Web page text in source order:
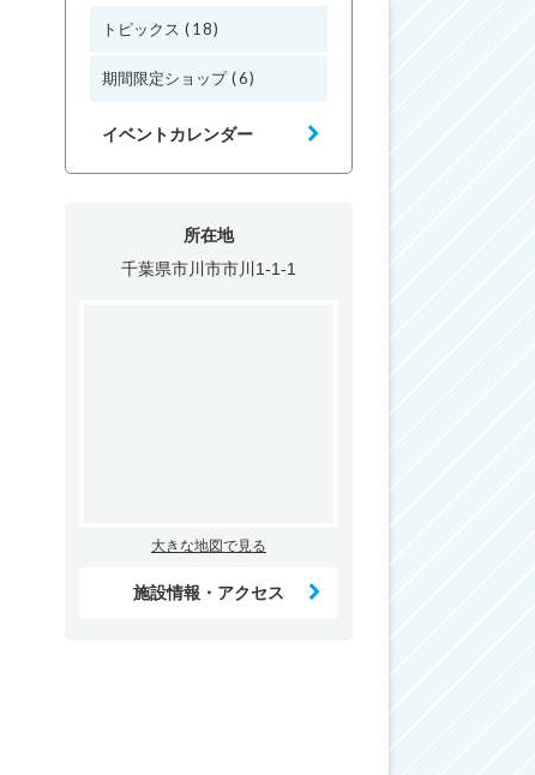
トピックス (18)
期間限定ショップ(6)
イベントカレンダー
所在地
千葉県市川市市川1-1-1
大きな地図で見る
施設情報・アクセス